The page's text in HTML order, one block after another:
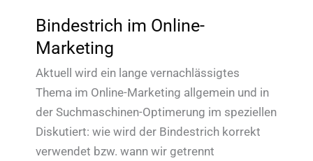
Bindestrich im Online-
Marketing
Aktuell wird ein lange vernachlässigtes
Thema im Online-Marketing allgemein und in
der Suchmaschinen-Optimerung im speziellen
Diskutiert: wie wird der Bindestrich korrekt
verwendet bzw. wann wir getrennt